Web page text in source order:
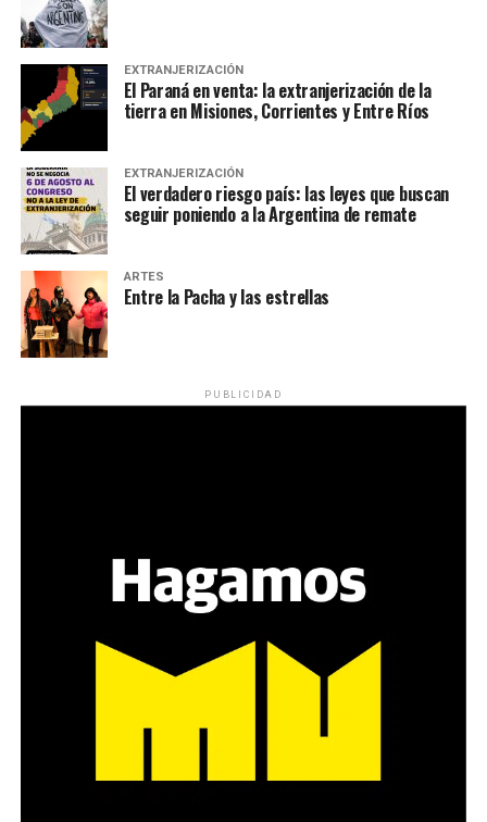
EXTRANJERIZACIÓN
El Paraná en venta: la extranjerización de la
tierra en Misiones, Corrientes y Entre Ríos
EXTRANJERIZACIÓN
El verdadero riesgo país: las leyes que buscan
seguir poniendo a la Argentina de remate
ARTES
Entre la Pacha y las estrellas
PUBLICIDAD